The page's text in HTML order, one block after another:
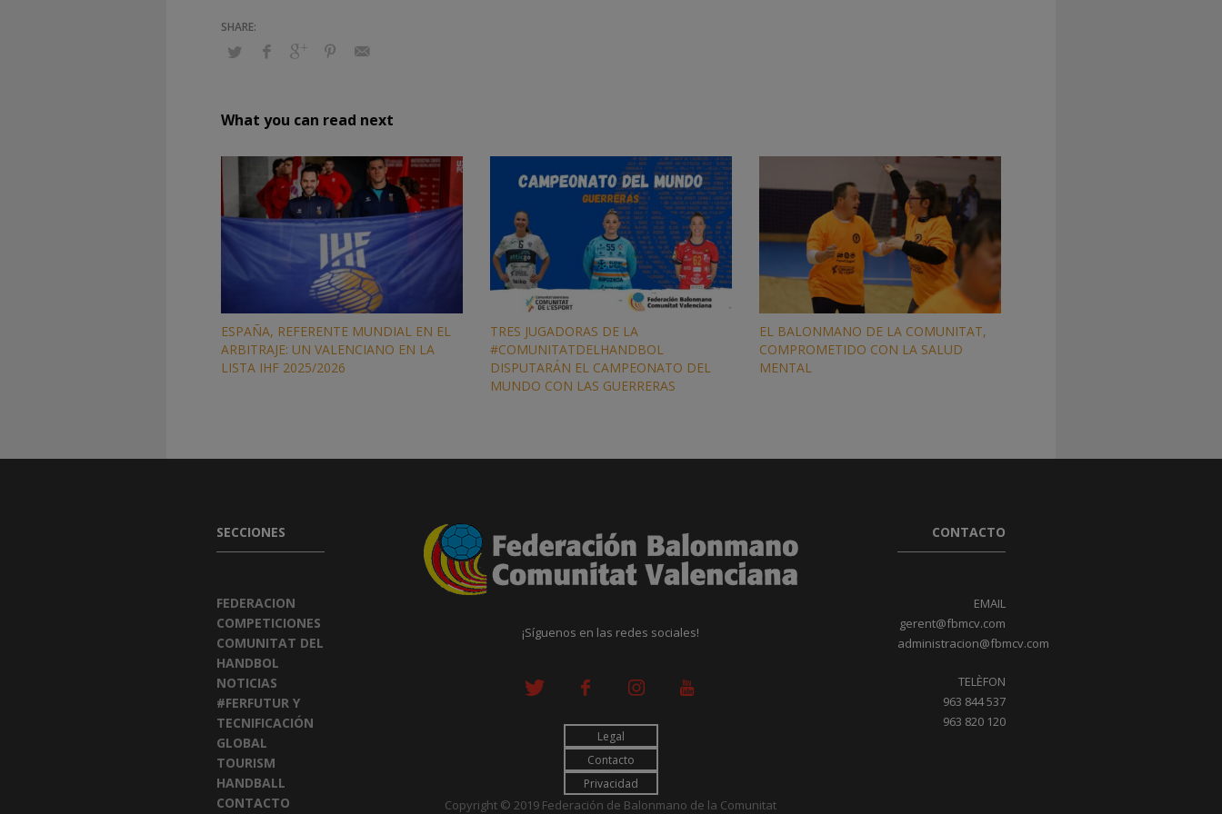
What you can read next
ESPAÑA, REFERENTE MUNDIAL EN EL
ARBITRAJE: UN VALENCIANO EN LA
LISTA IHF 2025/2026
TRES JUGADORAS DE LA
#COMUNITATDELHANDBOL
DISPUTARÁN EL CAMPEONATO DEL
MUNDO CON LAS GUERRERAS
EL BALONMANO DE LA COMUNITAT,
COMPROMETIDO CON LA SALUD
MENTAL
SECCIONES
FEDERACION
COMPETICIONES
COMUNITAT DEL
HANDBOL
NOTICIAS
#FERFUTUR Y
TECNIFICACIÓN
GLOBAL
TOURISM
HANDBALL
CONTACTO
¡Síguenos en las redes sociales!
Legal
Contacto
Privacidad
Copyright © 2019 Federación de Balonmano de la Comunitat
CONTACTO
EMAIL
gerent@fbmcv.com
administracion@fbmcv.com
TELÈFON
963 844 537
963 820 120